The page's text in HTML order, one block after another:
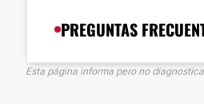
PREGUNTAS
Esta página informa pero no